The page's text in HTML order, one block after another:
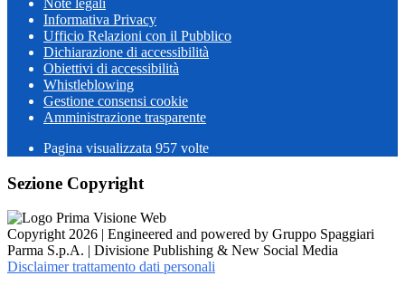
Note legali
Informativa Privacy
Ufficio Relazioni con il Pubblico
Dichiarazione di accessibilità
Obiettivi di accessibilità
Whistleblowing
Gestione consensi cookie
Amministrazione trasparente
Pagina visualizzata 957 volte
Sezione Copyright
Copyright 2026 | Engineered and powered by Gruppo Spaggiari
Parma S.p.A. | Divisione Publishing & New Social Media
Disclaimer trattamento dati personali